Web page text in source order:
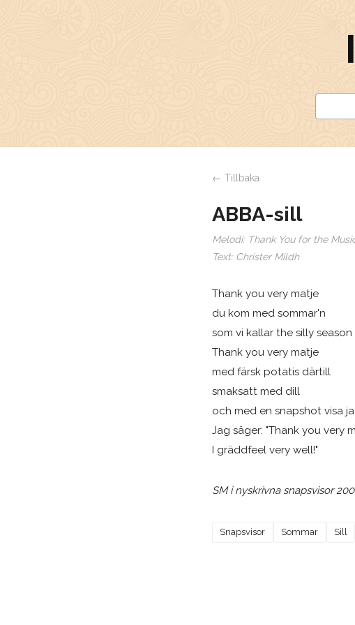
← Tillbaka
ABBA-sill
Melodi: Thank You for the
Text: Christer Mildh
Thank you very matje
du kom med sommar'n
som vi kallar the silly season
Thank you very matje
med färsk potatis därtill
smaksatt med dill
och med en snapshot visa
Jag säger: "Thank you very
I gräddfeel very well!"
SM i nyskrivna snapsvisor
Snapsvisor Sommar Sill